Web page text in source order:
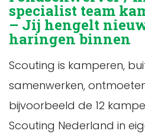
specialist team
– Jij hengelt
haringen binnen
Scouting is kamperen,
samenwerken,
bijvoorbeeld de 12
Scouting Nederland in